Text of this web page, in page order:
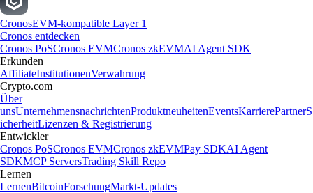
CronosEVM-kompatible Layer 1
Cronos entdecken
Cronos PoSCronos EVMCronos zkEVMAI Agent SDK
Erkunden
AffiliateInstitutionenVerwahrung
Crypto.com
Über
unsUnternehmensnachrichtenProduktneuheitenEventsKarrierePartnerS
icherheitLizenzen & Registrierung
Entwickler
Cronos PoSCronos EVMCronos zkEVMPay SDKAI Agent
SDKMCP ServersTrading Skill Repo
Lernen
LernenBitcoinForschungMarkt-Updates